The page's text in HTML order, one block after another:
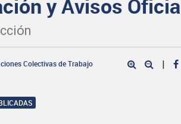
y Avisos
Colectivas de Trabajo
|